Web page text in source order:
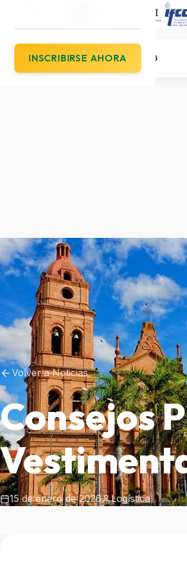
COLABIOCLI 2026
INSCRIBIRSE AHORA
Volver a Noticias
Consejos
15 de enero de 2026 Logística